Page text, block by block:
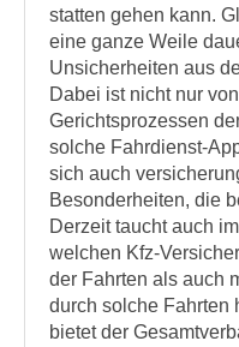
statten gehen kann.
eine ganze Weile
Unsicherheiten aus
Dabei ist nicht nur
Gerichtsprozessen
solche Fahrdienst-
sich auch
Besonderheiten, die
Derzeit taucht auch
welchen Kfz-
der Fahrten als auch
durch solche Fahrten
bietet der